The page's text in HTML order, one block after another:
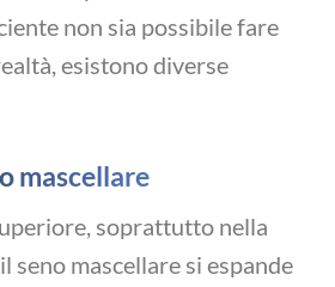
non sia possibile fare
esistono diverse
mascellare
soprattutto nella
seno mascellare si espande